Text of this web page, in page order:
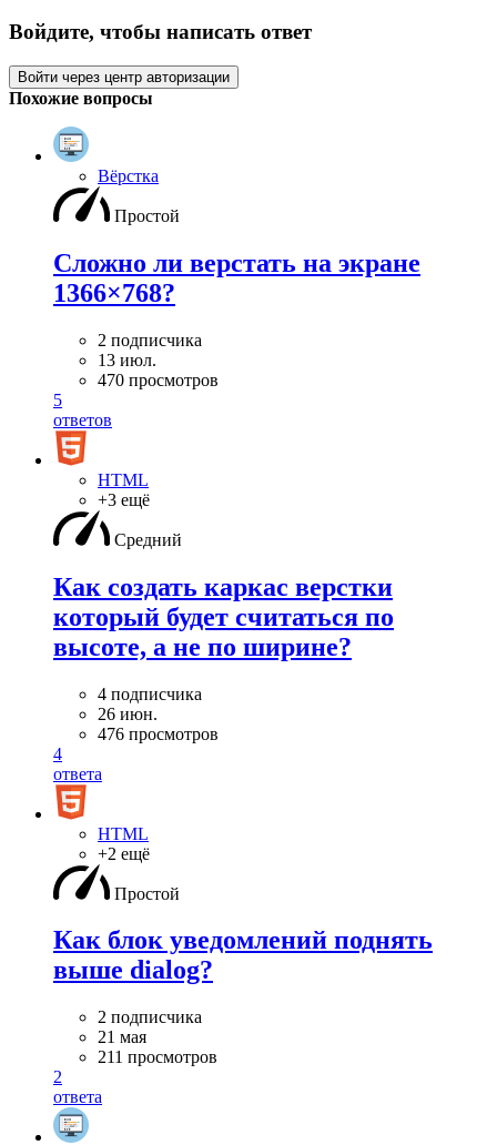
Войдите, чтобы написать ответ
Войти через центр авторизации
Похожие вопросы
Вёрстка
Простой
Сложно ли верстать на экране
1366×768?
2 подписчика
13 июл.
470 просмотров
5
ответов
HTML
+3 ещё
Средний
Как создать каркас верстки
который будет считаться по
высоте, а не по ширине?
4 подписчика
26 июн.
476 просмотров
4
ответа
HTML
+2 ещё
Простой
Как блок уведомлений поднять
выше dialog?
2 подписчика
21 мая
211 просмотров
2
ответа